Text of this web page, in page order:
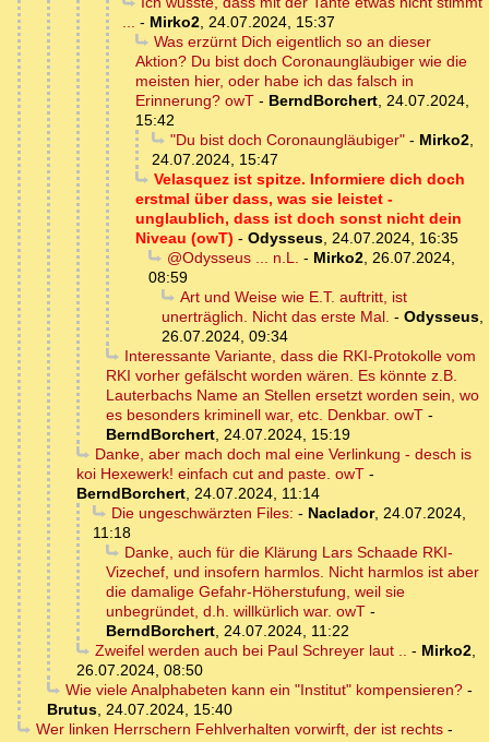
... - Mirko2, 24.07.2024, 15:37
Was erzürnt Dich eigentlich so an dieser
Aktion? Du bist doch Coronaungläubiger wie die
meisten hier, oder habe ich das falsch in
Erinnerung? owT - BerndBorchert, 24.07.2024,
15:42
"Du bist doch Coronaungläubiger"- Mirko2,
24.07.2024, 15:47
Velasquez ist spitze. Informiere dich doch
erstmal über dass, was sie leistet -
unglaublich, dass ist doch sonst nicht dein
Niveau (owT) - Odysseus, 24.07.2024, 16:35
@Odysseus ... n.L. - Mirko2, 26.07.2024,
08:59
Art und Weise wie E.T. auftritt, ist
unerträglich. Nicht das erste Mal. - Odysseus,
26.07.2024, 09:34
Interessante Variante, dass die RKI-Protokolle vom
RKI vorher gefälscht worden wären. Es könnte z.B.
Lauterbachs Name an Stellen ersetzt worden sein, wo
es besonders kriminell war, etc. Denkbar. owT -
BerndBorchert, 24.07.2024, 15:19
Danke, aber mach doch mal eine Verlinkung - desch is
koi Hexewerk! einfach cut and paste. owT -
BerndBorchert, 24.07.2024, 11:14
Die ungeschwärzten Files: - Naclador, 24.07.2024,
11:18
Danke, auch für die Klärung Lars Schaade RKI-
Vizechef, und insofern harmlos. Nicht harmlos ist aber
die damalige Gefahr-Höherstufung, weil sie
unbegründet, d.h. willkürlich war. owT -
BerndBorchert, 24.07.2024, 11:22
Zweifel werden auch bei Paul Schreyer laut .. - Mirko2,
26.07.2024, 08:50
Wie viele Analphabeten kann ein "Institut" kompensieren?-
Brutus, 24.07.2024, 15:40
Wer linken Herrschern Fehlverhalten vorwirft, der ist rechts-